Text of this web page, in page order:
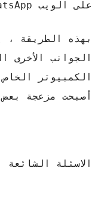
على الويب WhatsApp.
بهذه الطريقة ،
الجوانب الأخرى
الكمبيوتر
أصبحت مزعجة
الاسئلة الشائعة